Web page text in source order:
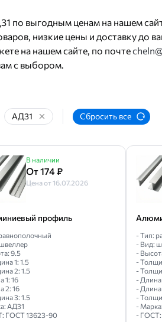
по выгодным ценам на нашем
низкие цены и доставку до
на нашем сайте, по почте
с выбором.
АД31 Сбросить все
В наличии
От 174 ₽
Цена от 16.07.2026
профиль
9.5
1: 1.5
2: 1.5
1: 16
2: 16
3: 1.5
АД31
ГОСТ 13623-90
- Тип:
- Вид:
-
-
-
- Длина
- Длина
-
-
- ГОСТ: